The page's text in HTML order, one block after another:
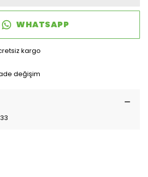
WHATSAPP
kargo
değişim